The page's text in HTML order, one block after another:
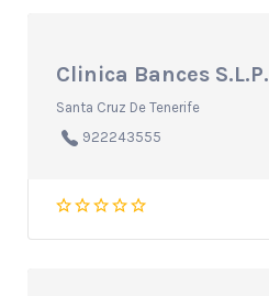
Clinica Bances S.L.P.
Santa Cruz De Tenerife
922243555